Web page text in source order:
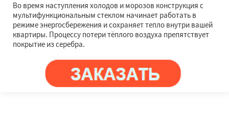
Во время наступления холодов и морозов конструкция с
мультифункциональным стеклом начинает работать в
режиме энергосбережения и сохраняет тепло внутри вашей
квартиры. Процессу потери тёплого воздуха препятствует
покрытие из серебра.